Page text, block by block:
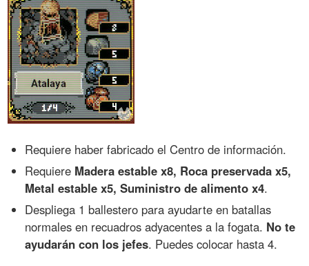
Requiere haber fabricado el Centro de información.
Requiere Madera estable x8, Roca preservada x5,
Metal estable x5, Suministro de alimento x4.
Despliega 1 ballestero para ayudarte en batallas
normales en recuadros adyacentes a la fogata. No te
ayudarán con los jefes. Puedes colocar hasta 4.